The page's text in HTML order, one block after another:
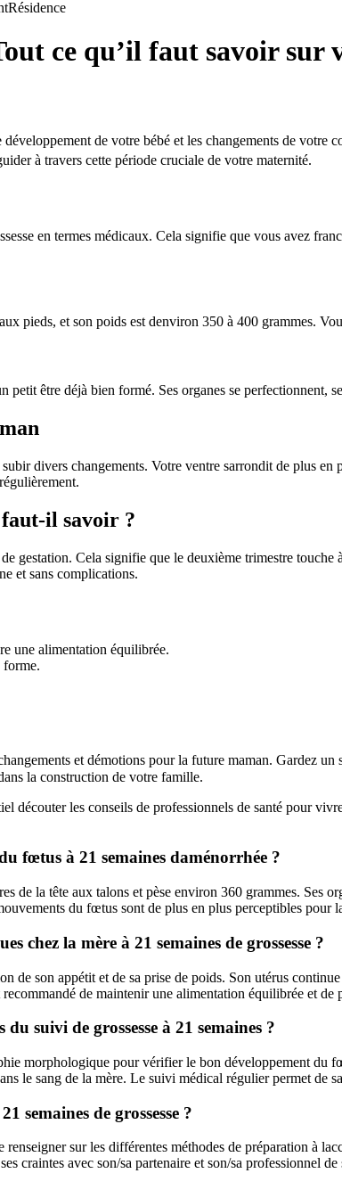
Résidence
ce qu’il faut savoir sur
de votre bébé et les changements de votre
à travers cette période cruciale de votre maternité.
en termes médicaux. Cela signifie que vous avez
pieds, et son poids est denviron 350 à 400 grammes.
être déjà bien formé. Ses organes se perfectionnent,
divers changements. Votre ventre sarrondit de plus
faut-il savoir ?
gestation. Cela signifie que le deuxième trimestre
et sans complications.
une alimentation équilibrée.
forme.
et démotions pour la future maman. Gardez
la construction de votre famille.
découter les conseils de professionnels de santé pour
fœtus à 21 semaines daménorrhée ?
de la tête aux talons et pèse environ 360 grammes. Ses
du fœtus sont de plus en plus perceptibles pour
chez la mère à 21 semaines de grossesse ?
de son appétit et de sa prise de poids. Son utérus
de maintenir une alimentation équilibrée et
suivi de grossesse à 21 semaines ?
morphologique pour vérifier le bon développement du
le sang de la mère. Le suivi médical régulier permet de
semaines de grossesse ?
renseigner sur les différentes méthodes de préparation à
craintes avec son/sa partenaire et son/sa professionnel